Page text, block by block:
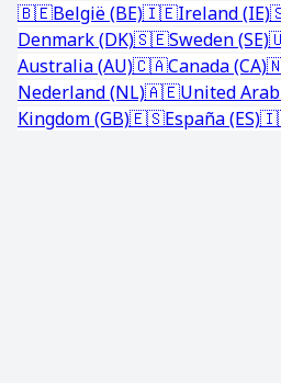
🇧🇪België (BE)🇮🇪Ireland (IE)
Denmark (DK)🇸🇪Sweden (SE)
Australia (AU)🇨🇦Canada (CA)
Nederland (NL)🇦🇪United
Kingdom (GB)🇪🇸España (ES)